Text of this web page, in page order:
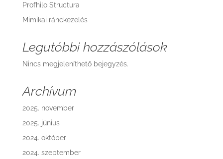
Profhilo Structura
Mimikai ránckezelés
Legutóbbi hozzászólások
Nincs megjeleníthető bejegyzés.
Archívum
2025. november
2025. június
2024. október
2024. szeptember